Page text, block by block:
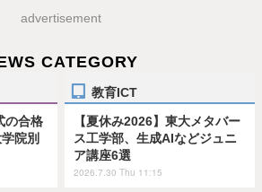
advertisement
CATEGORY
の合格
院別
教育ICT
【夏休み2026】東大メタバー
ス工学部、生成AIなどジュニ
ア講座6選
2026.7.30 Thu 11:15